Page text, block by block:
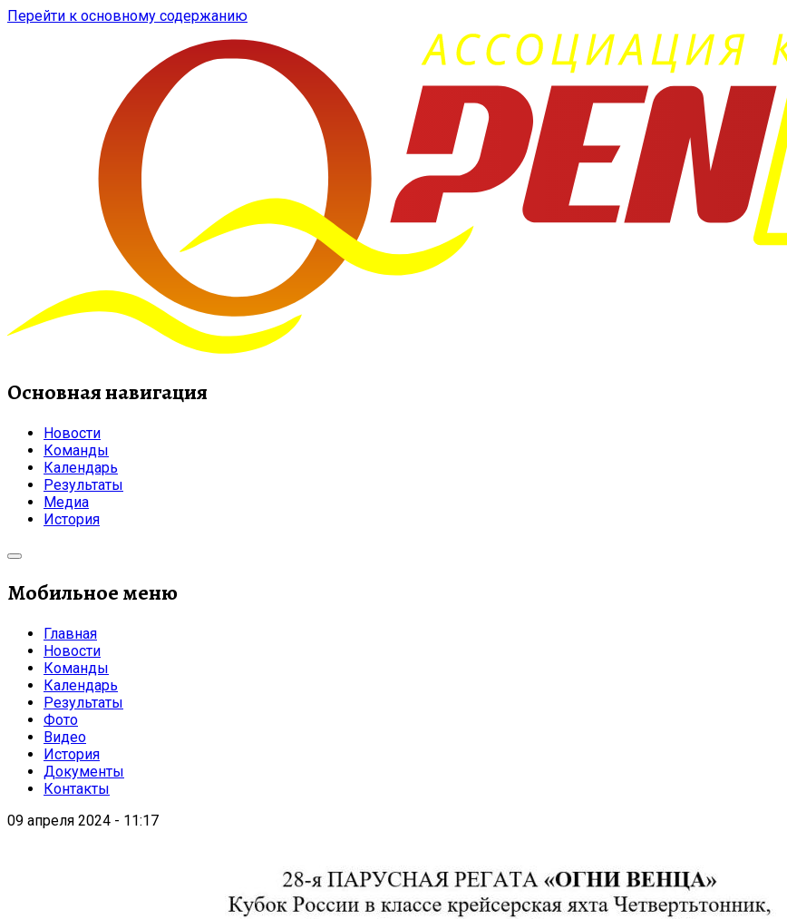
Перейти к основному содержанию
Основная навигация
Новости
Команды
Календарь
Результаты
Медиа
История
Мобильное меню
Главная
Новости
Команды
Календарь
Результаты
Фото
Видео
История
Документы
Контакты
09 апреля 2024 - 11:17